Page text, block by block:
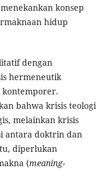
konsep
hidup
dengan
hermeneutik
bahwa krisis teologi
melainkan krisis
antara doktrin dan
diperlukan
(meaning-